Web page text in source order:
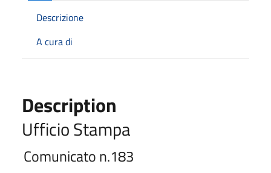
Descrizione
A cura di
Description
Ufficio Stampa
Comunicato n.183